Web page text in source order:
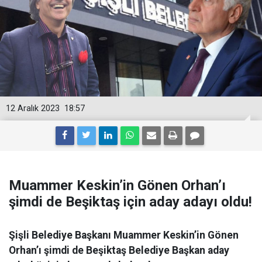
18:57
12 Aralık 2023
Muammer Keskin’in Gönen Orhan’ı
şimdi de Beşiktaş için aday adayı oldu!
Şişli Belediye Başkanı Muammer Keskin’in Gönen
Orhan’ı şimdi de Beşiktaş Belediye Başkan aday